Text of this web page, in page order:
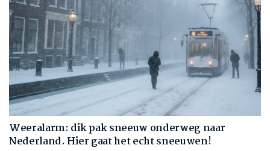
Weeralarm: dik pak sneeuw onderweg naar
Nederland. Hier gaat het echt sneeuwen!